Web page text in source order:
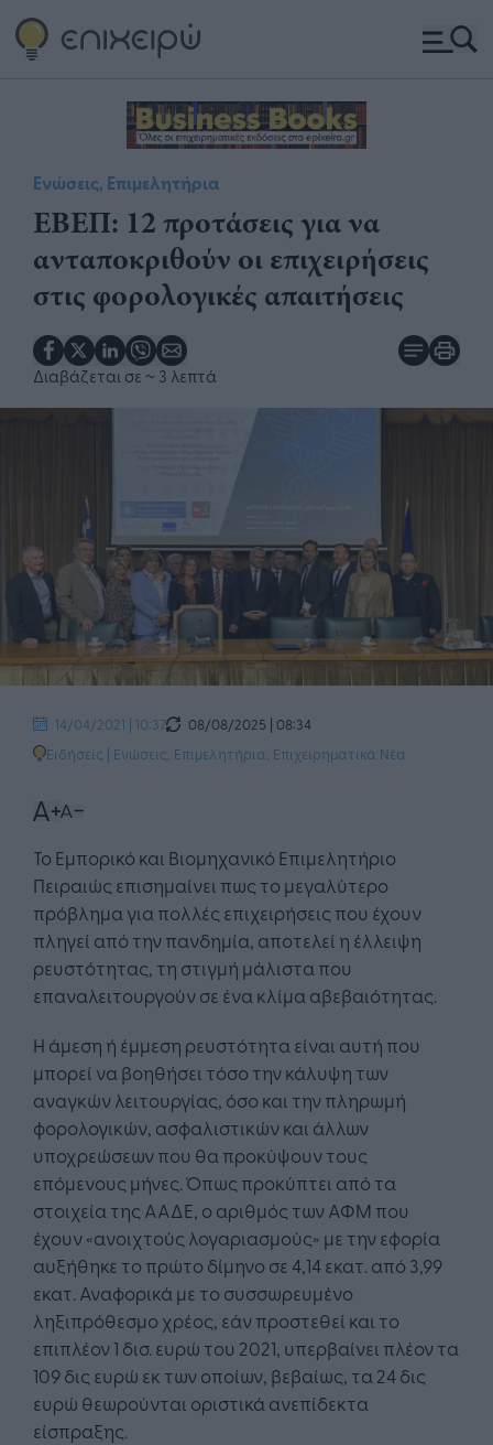
Ενώσεις, Επιμελητήρια
​ΕΒΕΠ: 12 προτάσεις για να
ανταποκριθούν οι επιχειρήσεις
στις φορολογικές απαιτήσεις
Διαβάζεται σε ~ 3 λεπτά
14/04/2021 | 10:37
08/08/2025 | 08:34
Ειδήσεις | Ενώσεις, Επιμελητήρια Επιχειρηματικά Νέα
Το Εμπορικό και Βιομηχανικό Επιμελητήριο
Πειραιώς επισημαίνει πως το μεγαλύτερο
πρόβλημα για πολλές επιχειρήσεις που έχουν
πληγεί από την πανδημία, αποτελεί η έλλειψη
ρευστότητας, τη στιγμή μάλιστα που
επαναλειτουργούν σε ένα κλίμα αβεβαιότητας.
Η άμεση ή έμμεση ρευστότητα είναι αυτή που
μπορεί να βοηθήσει τόσο την κάλυψη των
αναγκών λειτουργίας, όσο και την πληρωμή
φορολογικών, ασφαλιστικών και άλλων
υποχρεώσεων που θα προκύψουν τους
επόμενους μήνες. Όπως προκύπτει από τα
στοιχεία της ΑΑΔΕ, ο αριθμός των ΑΦΜ που
έχουν «ανοιχτούς λογαριασμούς» με την εφορία
αυξήθηκε το πρώτο δίμηνο σε 4,14 εκατ. από 3,99
εκατ. Αναφορικά με το συσσωρευμένο
ληξιπρόθεσμο χρέος, εάν προστεθεί και το
επιπλέον 1 δισ. ευρώ του 2021, υπερβαίνει πλέον τα
109 δις ευρώ εκ των οποίων, βεβαίως, τα 24 δις
ευρώ θεωρούνται οριστικά ανεπίδεκτα
είσπραξης.